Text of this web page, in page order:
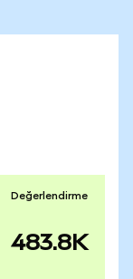
Değerlendirme
483.8K